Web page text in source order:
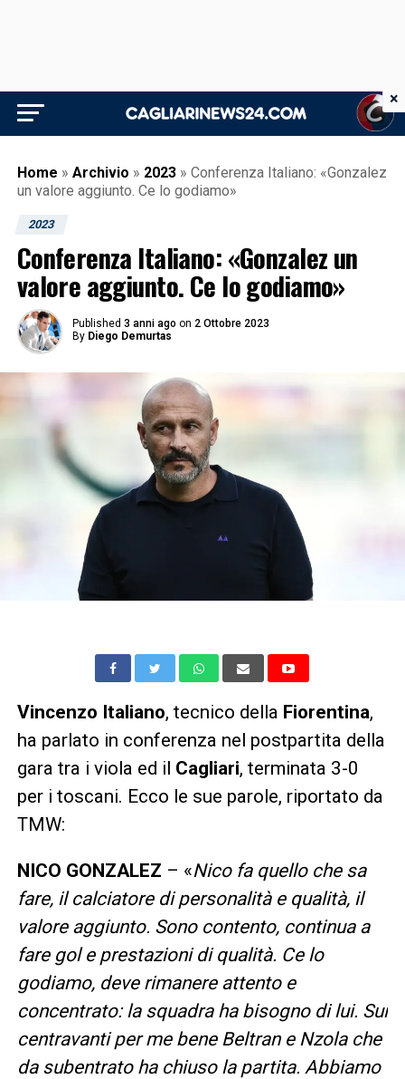
Home » Archivio » 2023 » Conferenza Italiano: «Gonzalez
un valore aggiunto. Ce lo godiamo»
2023
Conferenza Italiano: «Gonzalez un
valore aggiunto. Ce lo godiamo»
Published 3 anni ago on 2 Ottobre 2023
By Diego Demurtas
Vincenzo Italiano, tecnico della Fiorentina,
ha parlato in conferenza nel postpartita della
gara tra i viola ed il Cagliari, terminata 3-0
per i toscani. Ecco le sue parole, riportato da
TMW:
NICO GONZALEZ – «Nico fa quello che sa
fare, il calciatore di personalità e qualità, il
valore aggiunto. Sono contento, continua a
fare gol e prestazioni di qualità. Ce lo
godiamo, deve rimanere attento e
concentrato: la squadra ha bisogno di lui. Sui
centravanti per me bene Beltran e Nzola che
da subentrato ha chiuso la partita. Abbiamo
×